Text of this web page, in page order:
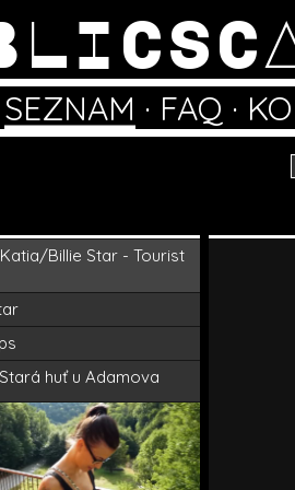
SEZNAM · FAQ ·
Billie Star - Tourist
huť u Adamova